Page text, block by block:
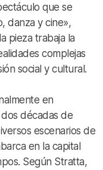
que se
danza y cine»,
pieza trabaja la
complejas
social y cultural.
en
décadas de
escenarios de
en la capital
Según Stratta,